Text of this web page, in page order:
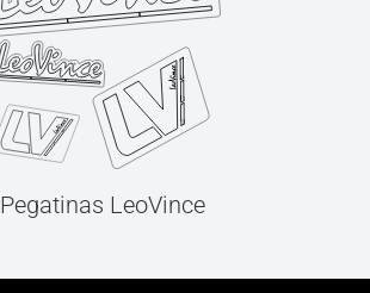
Pegatinas LeoVince